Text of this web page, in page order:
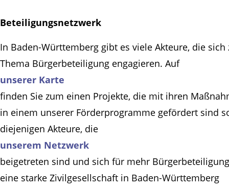
Beteiligungsnetzwerk
In Baden-Württemberg gibt es viele Akteure, die sich
Thema Bürgerbeteiligung engagieren. Auf
unserer Karte
finden Sie zum einen Projekte, die mit ihren
in einem unserer Förderprogramme gefördert sind
diejenigen Akteure, die
unserem Netzwerk
beigetreten sind und sich für mehr
eine starke Zivilgesellschaft in Baden-Württemberg